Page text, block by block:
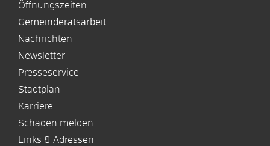
Öffnungszeiten
Gemeinderatsarbeit
Nachrichten
Newsletter
Presseservice
Stadtplan
Karriere
Schaden melden
Links & Adressen